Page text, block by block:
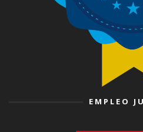
EMPLEO